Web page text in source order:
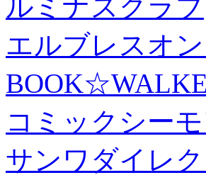
ルミナスクラブ
エルブレスオ
コミックシー
サンワダイレク